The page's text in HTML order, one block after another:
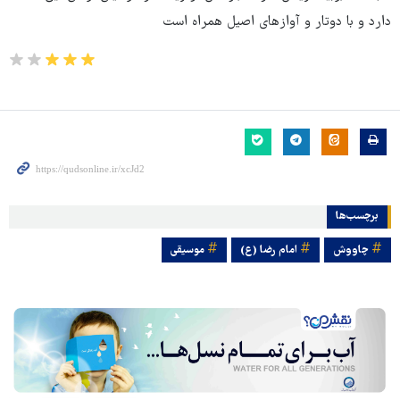
دارد و با دوتار و آوازهای اصیل همراه است
برچسب‌ها
چاووش امام رضا (ع) موسیقی